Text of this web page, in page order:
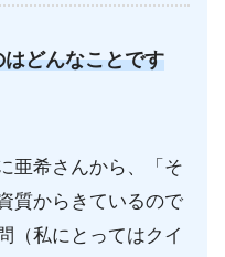
どんなことです
亜希さんから、「そ
質からきているので
（私にとってはクイ